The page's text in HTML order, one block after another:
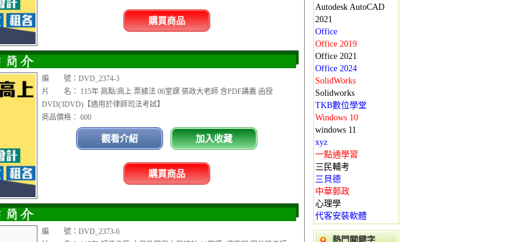
購買商品
編 號：DVD_2374-3
片 名： 115年 高點/高上 票據法 06堂課 張政大老師 含PDF講義 函授
DVD(3DVD)【適用於律師司法考試】
商品價格： 600
觀看介紹 加入收藏
購買商品
編 號：DVD_2373-6
Autodesk AutoCAD
2021
Office
Office 2019
Office 2021
Office 2024
SolidWorks
Solidworks
TKB數位學堂
Windows 10
windows 11
xyz
一點通學習
三民輔考
三貝德
中華郵政
心理學
代客安裝軟體
熱門關鍵字